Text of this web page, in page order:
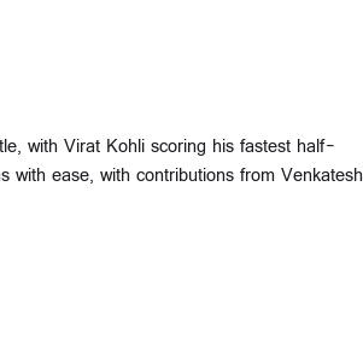
with Virat Kohli scoring his fastest half-
ease, with contributions from Venkatesh